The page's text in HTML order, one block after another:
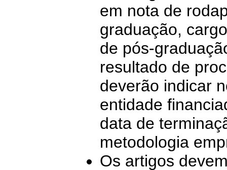
em nota de
graduação,
de pós-
resultado de
deverão indicar
entidade
data de
metodologia
Os artigos